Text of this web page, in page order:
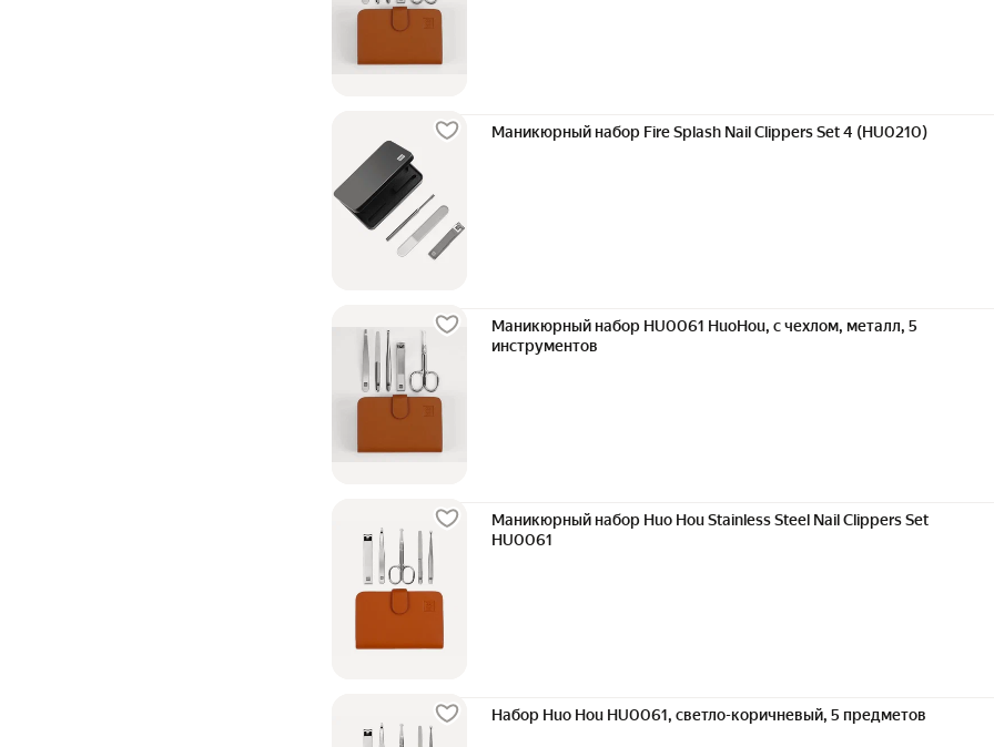
Маникюрный набор Fire Splash Nail Clippers Set 4 (HU0210)
Маникюрный набор HU0061 HuoHou, с чехлом, металл, 5
инструментов
Маникюрный набор Huo Hou Stainless Steel Nail Clippers Set
HU0061
Набор Huo Hou HU0061, светло-коричневый, 5 предметов